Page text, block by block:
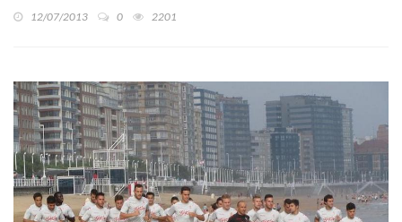
12/07/2013 0 2201